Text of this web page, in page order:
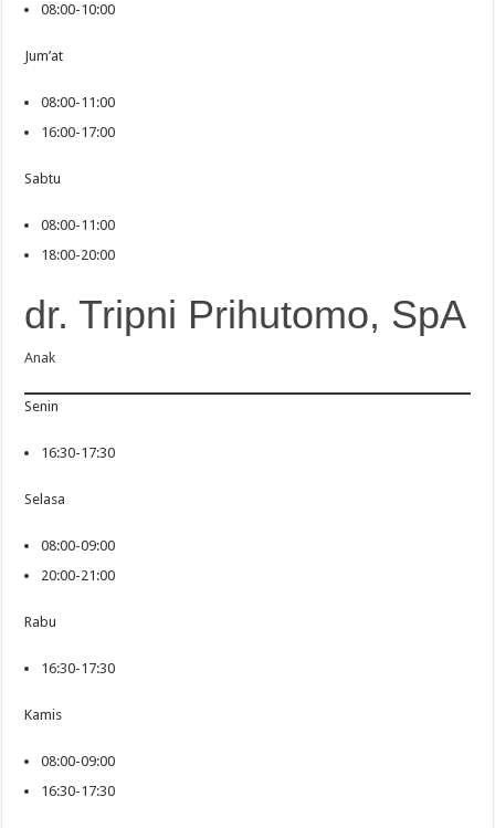
08:00-10:00
Jum’at
08:00-11:00
16:00-17:00
Sabtu
08:00-11:00
18:00-20:00
dr. Tripni Prihutomo, SpA
Anak
Senin
16:30-17:30
Selasa
08:00-09:00
20:00-21:00
Rabu
16:30-17:30
Kamis
08:00-09:00
16:30-17:30